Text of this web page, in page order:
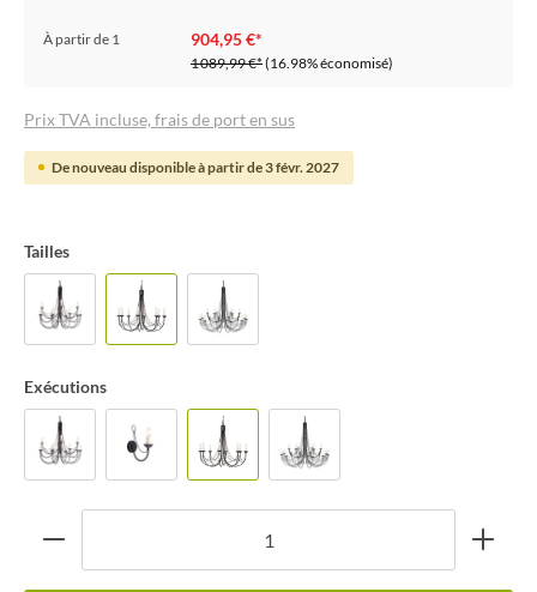
À partir de 1 904,95 €*
1 089,99 €*(16.98% économisé)
Prix TVA incluse, frais de port en sus
De nouveau disponible à partir de 3 févr. 2027
Tailles
Exécutions